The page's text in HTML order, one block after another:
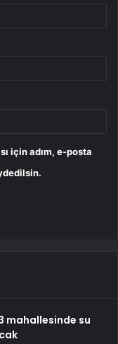
için adım, e-posta
mahallesinde su